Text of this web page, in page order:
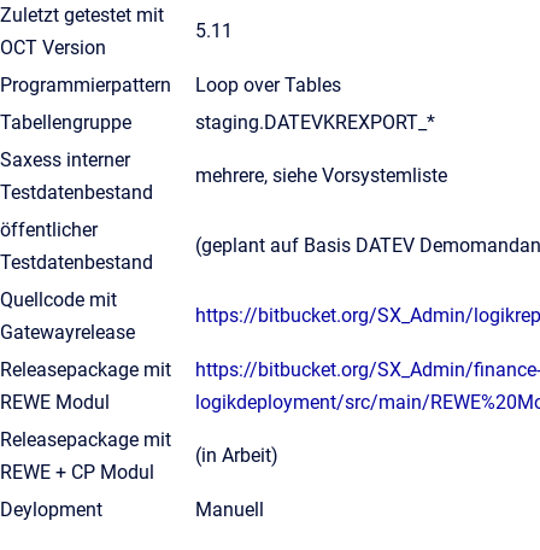
Zuletzt getestet mit
OCT Version
5.11
Programmierpattern
Loop over Tables
Tabellengruppe
staging.DATEVKREXPORT_*
Saxess interner
Testdatenbestand
mehrere, siehe Vorsystemliste
öffentlicher
Testdatenbestand
(geplant auf Basis DATEV
Quellcode mit
Gatewayrelease
https://bitbucket.org/SX_Admin/
Releasepackage mit
REWE Modul
https://bitbucket.org/SX_Admin/finance-
logikdeployment/src/main/
Releasepackage mit
REWE + CP Modul
(in Arbeit)
Deylopment Manuell